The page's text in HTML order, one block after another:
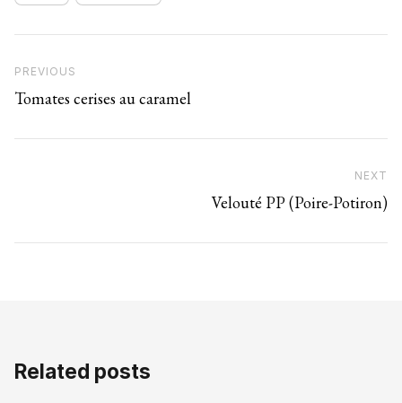
Previous Post
PREVIOUS
Tomates cerises au caramel
NEXT
Velouté PP (Poire-Potiron)
Related posts